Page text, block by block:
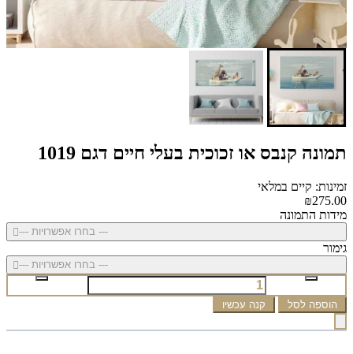
תמונה קנבס או זכוכית בעלי חיים דגם 1019
זמינות: קיים במלאי
₪275.00
מידות התמונה
--- בחרו אפשרויות ---
גימור
--- בחרו אפשרויות ---
הוספה לסל קנה עכשיו